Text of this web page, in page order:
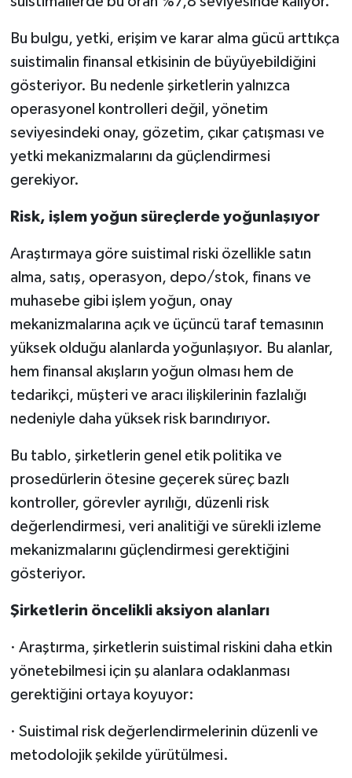
Bu bulgu, yetki, erişim ve karar alma gücü arttıkça
suistimalin finansal etkisinin de büyüyebildiğini
gösteriyor. Bu nedenle şirketlerin yalnızca
operasyonel kontrolleri değil, yönetim
seviyesindeki onay, gözetim, çıkar çatışması ve
yetki mekanizmalarını da güçlendirmesi
gerekiyor.
Risk, işlem yoğun süreçlerde yoğunlaşıyor
Araştırmaya göre suistimal riski özellikle satın
alma, satış, operasyon, depo/stok, finans ve
muhasebe gibi işlem yoğun, onay
mekanizmalarına açık ve üçüncü taraf temasının
yüksek olduğu alanlarda yoğunlaşıyor. Bu alanlar,
hem finansal akışların yoğun olması hem de
tedarikçi, müşteri ve aracı ilişkilerinin fazlalığı
nedeniyle daha yüksek risk barındırıyor.
Bu tablo, şirketlerin genel etik politika ve
prosedürlerin ötesine geçerek süreç bazlı
kontroller, görevler ayrılığı, düzenli risk
değerlendirmesi, veri analitiği ve sürekli izleme
mekanizmalarını güçlendirmesi gerektiğini
gösteriyor.
Şirketlerin öncelikli aksiyon alanları
· Araştırma, şirketlerin suistimal riskini daha etkin
yönetebilmesi için şu alanlara odaklanması
gerektiğini ortaya koyuyor:
· Suistimal risk değerlendirmelerinin düzenli ve
metodolojik şekilde yürütülmesi.